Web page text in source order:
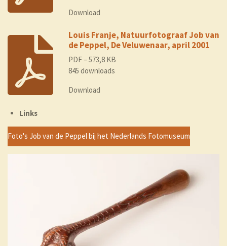
Download
Louis Franje, Natuurfotograaf Job van
de Peppel, De Veluwenaar, april 2001
PDF – 573,8 KB
845 downloads
Download
Links
Foto's Job van de Peppel bij het Nederlands Fotomuseum